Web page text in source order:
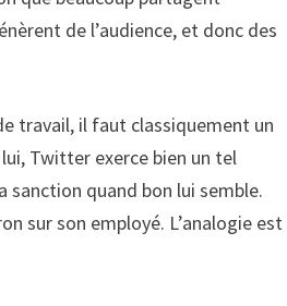
de l’audience, et donc des
travail, il faut classiquement un
Twitter exerce bien un tel
sanction quand bon lui semble.
sur son employé. L’analogie est